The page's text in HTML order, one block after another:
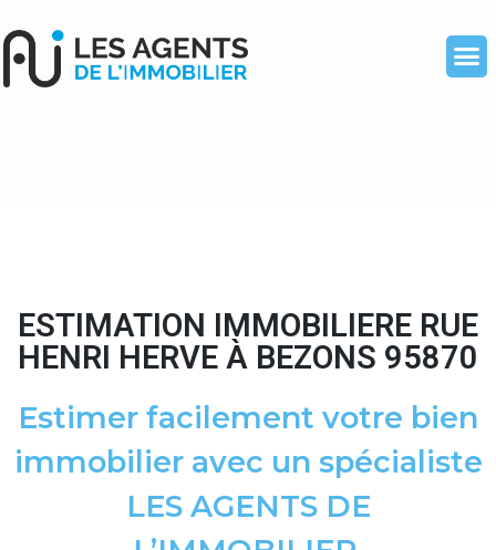
ESTIMATION IMMOBILIERE RUE
HENRI HERVE À BEZONS 95870
Estimer facilement votre bien
immobilier avec un spécialiste
LES AGENTS DE